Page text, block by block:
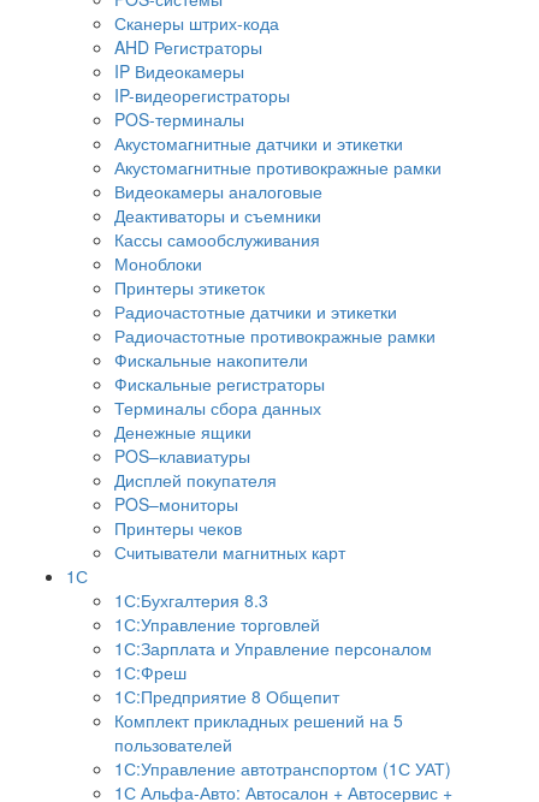
Сканеры штрих-кода
AHD Регистраторы
IP Видеокамеры
IP-видеорегистраторы
POS-терминалы
Акустомагнитные датчики и этикетки
Акустомагнитные противокражные рамки
Видеокамеры аналоговые
Деактиваторы и съемники
Кассы самообслуживания
Моноблоки
Принтеры этикеток
Радиочастотные датчики и этикетки
Радиочастотные противокражные рамки
Фискальные накопители
Фискальные регистраторы
Терминалы сбора данных
Денежные ящики
POS–клавиатуры
Дисплей покупателя
POS–мониторы
Принтеры чеков
Считыватели магнитных карт
1С
1С:Бухгалтерия 8.3
1С:Управление торговлей
1С:Зарплата и Управление персоналом
1С:Фреш
1С:Предприятие 8 Общепит
Комплект прикладных решений на 5
пользователей
1С:Управление автотранспортом (1С УАТ)
1С Альфа-Авто: Автосалон + Автосервис +